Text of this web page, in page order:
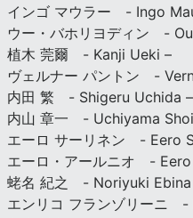
インゴ マウラー - Ingo
ウー・バホリヨディン -
植木 莞爾 - Kanji Ueki –
ヴェルナー パントン -
内田 繁 - Shigeru Uchida –
内山 章一 - Uchiyama
エーロ サーリネン - Eero
エーロ・アールニオ -
蛯名 紀之 - Noriyuki Ebina
エンリコ フランゾリーニ